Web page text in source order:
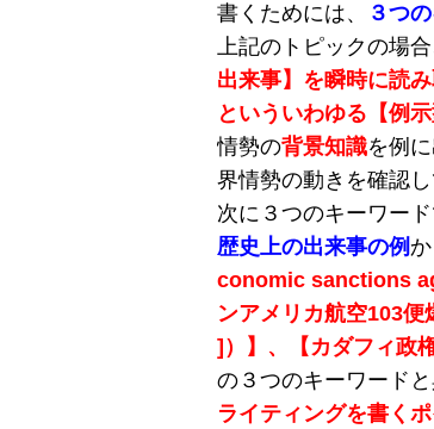
書くためには、
３つ
上記のトピックの場
出来事】を瞬時に読
といういわゆる【例
情勢の背景知識を例
界情勢の動きを確認
次に３つのキーワード
歴史上の出来事の例か
conomic sanctions
ンアメリカ航空103
]）】、【カダフィ政
の３つのキーワード
ライティングを書く